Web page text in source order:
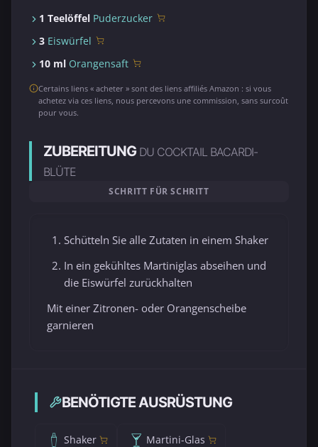
1 Teelöffel Puderzucker
3 Eiswürfel
10 ml Orangensaft
Certains liens « acheter » sont des liens affiliés Amazon : si vous
achetez via ces liens, nous percevons une commission, sans surcoût
pour vous.
ZUBEREITUNG DU COCKTAIL BACARDI-
BLÜTE
SCHRITT FÜR SCHRITT
Schütteln Sie alle Zutaten in einem Shaker
In ein gekühltes Martiniglas abseihen und
die Eiswürfel zurückhalten
Mit einer Zitronen- oder Orangenscheibe
garnieren
BENÖTIGTE AUSRÜSTUNG
Shaker Martini-Glas